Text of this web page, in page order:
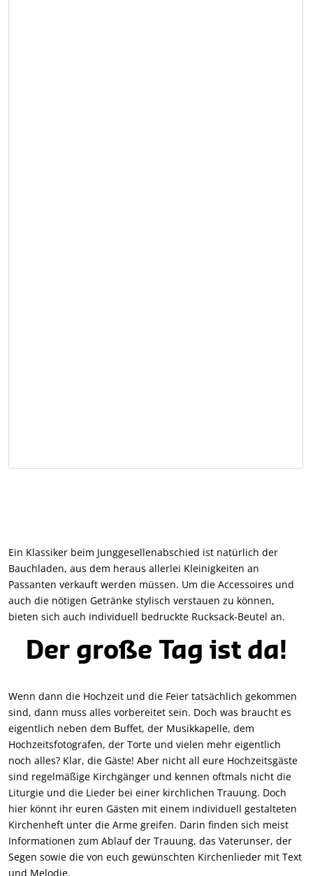
Ein Klassiker beim Junggesellenabschied ist natürlich der
Bauchladen, aus dem heraus allerlei Kleinigkeiten an
Passanten verkauft werden müssen. Um die Accessoires und
auch die nötigen Getränke stylisch verstauen zu können,
bieten sich auch individuell bedruckte Rucksack-Beutel an.
Der große Tag ist da!
Wenn dann die Hochzeit und die Feier tatsächlich gekommen
sind, dann muss alles vorbereitet sein. Doch was braucht es
eigentlich neben dem Buffet, der Musikkapelle, dem
Hochzeitsfotografen, der Torte und vielen mehr eigentlich
noch alles? Klar, die Gäste! Aber nicht all eure Hochzeitsgäste
sind regelmäßige Kirchgänger und kennen oftmals nicht die
Liturgie und die Lieder bei einer kirchlichen Trauung. Doch
hier könnt ihr euren Gästen mit einem individuell gestalteten
Kirchenheft unter die Arme greifen. Darin finden sich meist
Informationen zum Ablauf der Trauung, das Vaterunser, der
Segen sowie die von euch gewünschten Kirchenlieder mit Text
und Melodie.